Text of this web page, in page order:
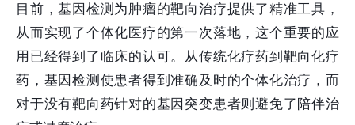
目前，基因检测为肿瘤的靶向治疗提供了精准工具，
从而实现了个体化医疗的第一次落地，这个重要的应
用已经得到了临床的认可。从传统化疗药到靶向化疗
药，基因检测使患者得到准确及时的个体化治疗，而
对于没有靶向药针对的基因突变患者则避免了陪伴治